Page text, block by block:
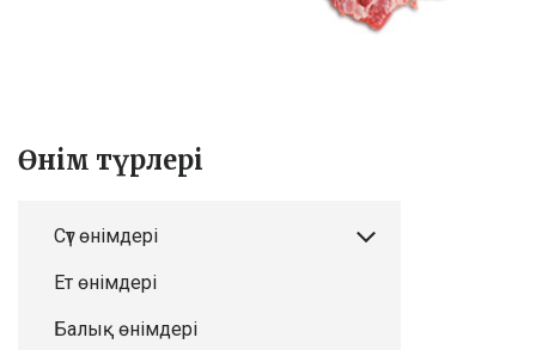
Өнім түрлері
Сүт өнімдері
Ет өнімдері
Балық өнімдері